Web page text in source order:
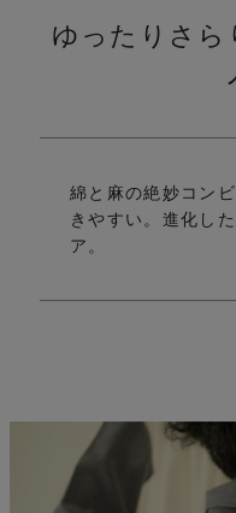
ゆったりさら
綿と麻の絶妙コン
きやすい。 進化し
ア。